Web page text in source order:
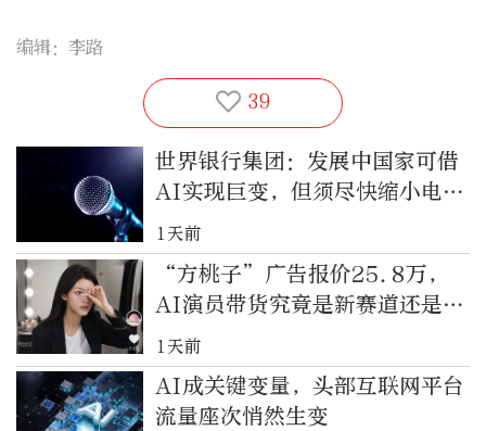
编辑：李路
39
世界银行集团：发展中国家可借
AI实现巨变，但须尽快缩小电力
等差距
1天前
“方桃子”广告报价25.8万，
AI演员带货究竟是新赛道还是话
题营销？
1天前
AI成关键变量，头部互联网平台
流量座次悄然生变